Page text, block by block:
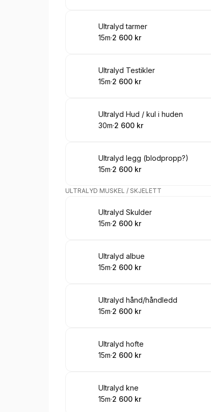
Bestill time
Ultralyd tarmer
.Varighet :
15m·
. Pris:
2 600 kr
Bestill time
Ultralyd Testikler
.Varighet :
15m·
. Pris:
2 600 kr
Bestill time
Ultralyd Hud / kul i huden
.Varighet
30m·
. Pris:
2 600 kr
Bestill time
Ultralyd legg (blodpropp?)
.Varighet :
15m·
. Pris:
2 600 kr
ULTRALYD MUSKEL / SKJELETT
Bestill time
Ultralyd Skulder
.Varighet :
15m·
. Pris:
2 600 kr
Bestill time
Ultralyd albue
.Varighet :
15m·
. Pris:
2 600 kr
Bestill time
Ultralyd hånd/håndledd
.Varighet :
15m·
. Pris:
2 600 kr
Bestill time
Ultralyd hofte
.Varighet :
15m·
. Pris:
2 600 kr
Bestill time
Ultralyd kne
.Varighet :
15m·
. Pris:
2 600 kr